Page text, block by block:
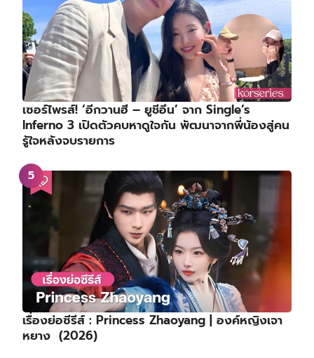
เซอร์ไพรส์! ‘อีกวานฮี – ยูชีอึน’ จาก Single’s
Inferno 3 เปิดตัวคบหาดูใจกัน พัฒนาจากพี่น้องสู่คน
รู้ใจหลังจบรายการ
เรื่องย่อซีรีส์ : Princess Zhaoyang | องค์หญิงเจา
หยาง (2026)